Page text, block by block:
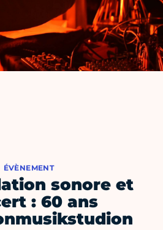
ÉVÈNEMENT
sonore et
: 60 ans